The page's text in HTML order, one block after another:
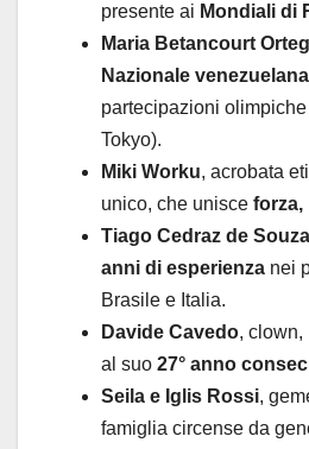
presente ai Mondiali di
Maria Betancourt
Nazionale
partecipazioni
Tokyo).
Miki Worku, acrobata
unico, che unisce forza,
Tiago Cedraz de Souza
anni di esperienza nei
Brasile e Italia.
Davide Cavedo, clown,
al suo 27° anno
Seila e Iglis Rossi,
famiglia circense da